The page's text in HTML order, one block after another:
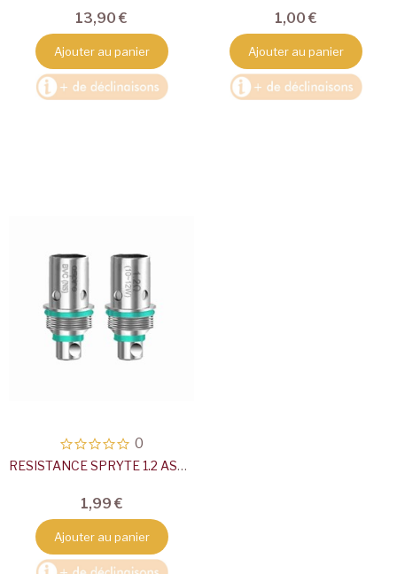
13,90 €
Ajouter au panier
1,00 €
Ajouter au panier
0
RESISTANCE SPRYTE 1.2 ASPIRE
1,99 €
Ajouter au panier